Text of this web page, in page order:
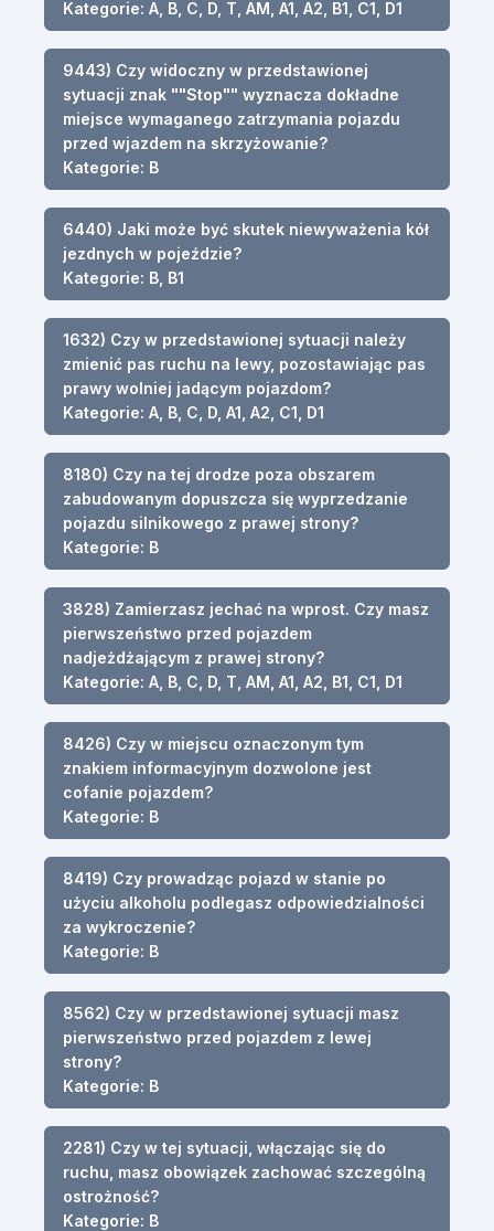
Kategorie: A, B, C, D, T, AM, A1, A2, B1, C1, D1
9443) Czy widoczny w przedstawionej
sytuacji znak ""Stop"" wyznacza dokładne
miejsce wymaganego zatrzymania pojazdu
przed wjazdem na skrzyżowanie?
Kategorie: B
6440) Jaki może być skutek niewyważenia kół
jezdnych w pojeździe?
Kategorie: B, B1
1632) Czy w przedstawionej sytuacji należy
zmienić pas ruchu na lewy, pozostawiając pas
prawy wolniej jadącym pojazdom?
Kategorie: A, B, C, D, A1, A2, C1, D1
8180) Czy na tej drodze poza obszarem
zabudowanym dopuszcza się wyprzedzanie
pojazdu silnikowego z prawej strony?
Kategorie: B
3828) Zamierzasz jechać na wprost. Czy masz
pierwszeństwo przed pojazdem
nadjeżdżającym z prawej strony?
Kategorie: A, B, C, D, T, AM, A1, A2, B1, C1, D1
8426) Czy w miejscu oznaczonym tym
znakiem informacyjnym dozwolone jest
cofanie pojazdem?
Kategorie: B
8419) Czy prowadząc pojazd w stanie po
użyciu alkoholu podlegasz odpowiedzialności
za wykroczenie?
Kategorie: B
8562) Czy w przedstawionej sytuacji masz
pierwszeństwo przed pojazdem z lewej
strony?
Kategorie: B
2281) Czy w tej sytuacji, włączając się do
ruchu, masz obowiązek zachować szczególną
ostrożność?
Kategorie: B